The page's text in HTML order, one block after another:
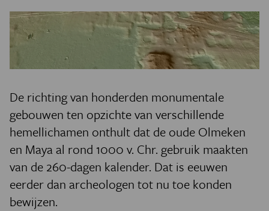
PODCAST AGENDA
JONGE UITDAGERS
De richting van honderden monumentale
gebouwen ten opzichte van verschillende
hemellichamen onthult dat de oude Olmeken
en Maya al rond 1000 v. Chr. gebruik maakten
van de 260-dagen kalender. Dat is eeuwen
eerder dan archeologen tot nu toe konden
bewijzen.